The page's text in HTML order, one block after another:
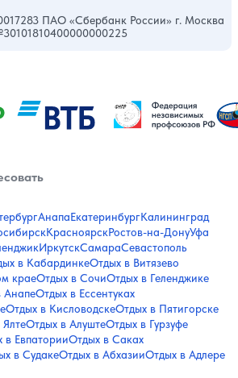
ПАО «Сбербанк России» г. Москва
АнапаЕкатеринбургКалининград
КрасноярскРостов-на-ДонуУфа
ИркутскСамараСевастополь
в КабардинкеОтдых в Витязево
краеОтдых в СочиОтдых в Геленджике
АнапеОтдых в Ессентуках
Отдых в КисловодскеОтдых в Пятигорске
Отдых в АлуштеОтдых в Гурзуфе
в ЕвпаторииОтдых в Саках
в СудакеОтдых в АбхазииОтдых в Адлере